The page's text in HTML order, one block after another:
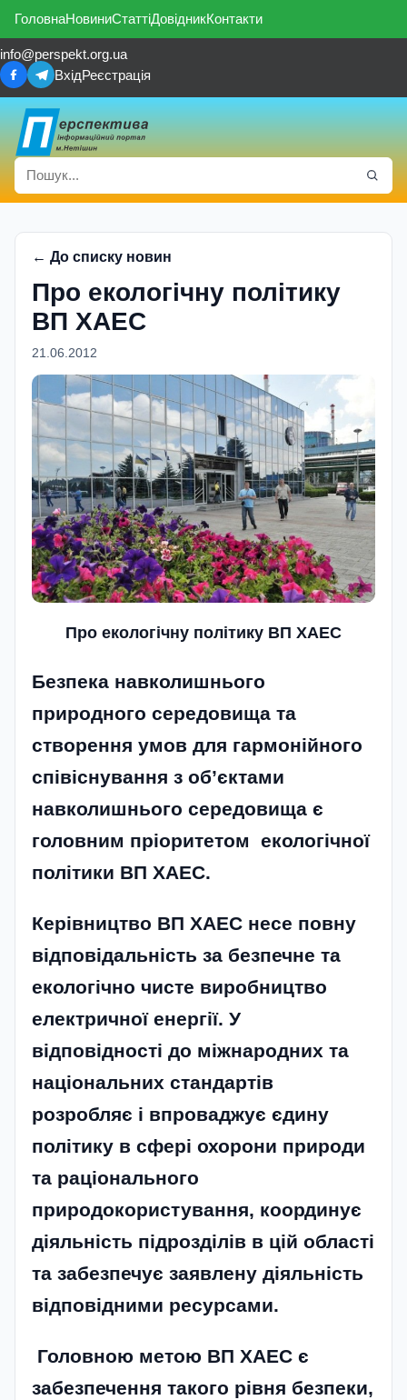
ГоловнаНовиниСтаттіДовідникКонтакти
info@perspekt.org.ua
ВхідРеєстрація
← До списку новин
Про екологічну політику
ВП ХАЕС
21.06.2012
Про екологічну політику ВП ХАЕС
Безпека навколишнього
природного середовища та
створення умов для гармонійного
співіснування з об’єктами
навколишнього середовища є
головним пріоритетом екологічної
політики ВП ХАЕС.
Керівництво ВП ХАЕС несе повну
відповідальність за безпечне та
екологічно чисте виробництво
електричної енергії. У
відповідності до міжнародних та
національних стандартів
розробляє і впроваджує єдину
політику в сфері охорони природи
та раціонального
природокористування, координує
діяльність підрозділів в цій області
та забезпечує заявлену діяльність
відповідними ресурсами.
Головною метою ВП ХАЕС є
забезпечення такого рівня безпеки,